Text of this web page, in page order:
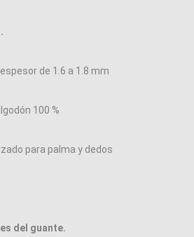
de 1.6 a 1.8 mm
100 %
para palma y dedos
del guante.